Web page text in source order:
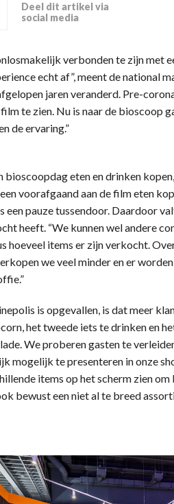
Deel dit artikel via
social media
verbonden te zijn met
echt af”, meent de national
jaren veranderd. Pre-
te zien. Nu is naar de bioscoop
de ervaring.”
bioscoopdag eten en drinken
voorafgaand aan de film eten
een pauze tussendoor. Daardoor
heeft. “We kunnen wel andere
hoeveel items er zijn verkocht.
we veel minder en er
is opgevallen, is dat meer
het tweede iets te drinken en
We proberen gasten te
mogelijk te presenteren in onze
items op het scherm zien
bewust een niet al te breed